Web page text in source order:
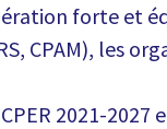
forte et
CPAM), les
2021-